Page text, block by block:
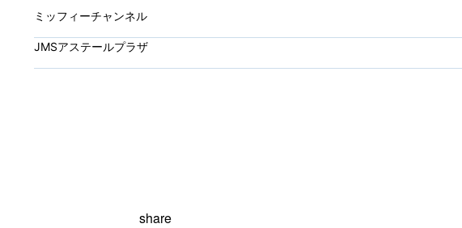
ミッフィーチャンネル
JMSアステールプラザ
share